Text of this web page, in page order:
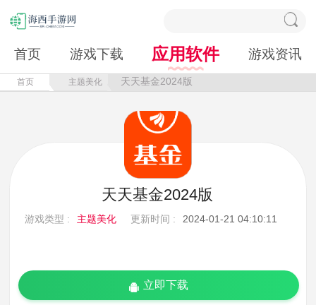
首页 游戏下载 应用软件 游戏资讯
首页 主题美化 天天基金2024版
天天基金2024版
游戏类型 : 主题美化 更新时间 : 2024-01-21 04:10:11
立即下载